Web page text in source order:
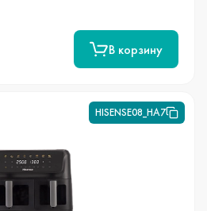
В корзину
HISENSE08_HA7